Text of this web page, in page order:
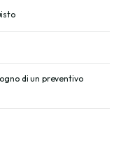
di un preventivo